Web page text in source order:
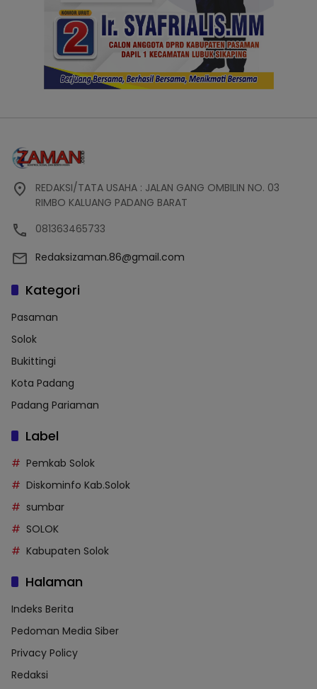
REDAKSI/TATA USAHA : JALAN GANG OMBILIN NO. 03
RIMBO KALUANG PADANG BARAT
081363465733
Redaksizaman.86@gmail.com
Kategori
Pasaman
Solok
Bukittingi
Kota Padang
Padang Pariaman
Label
Pemkab Solok
Diskominfo Kab.Solok
sumbar
SOLOK
Kabupaten Solok
Halaman
Indeks Berita
Pedoman Media Siber
Privacy Policy
Redaksi